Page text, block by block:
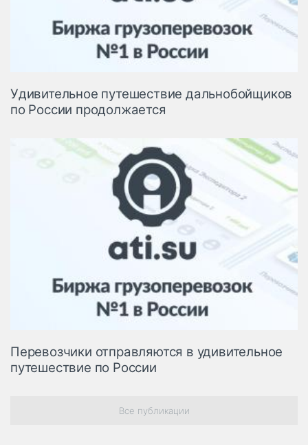
Удивительное путешествие дальнобойщиков
по России продолжается
Перевозчики отправляются в удивительное
путешествие по России
Все публикации